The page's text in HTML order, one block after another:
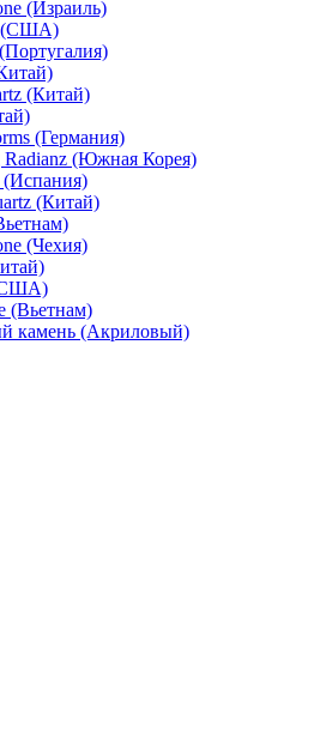
(Израиль)
(США)
(Китай)
(Германия)
Radianz (Южная Корея)
(Испания)
(Китай)
(Чехия)
(Вьетнам)
камень (Акриловый)